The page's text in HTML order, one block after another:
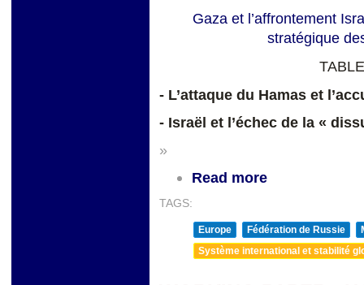
Gaza et l’affrontement
stratégique
- L’attaque du Hamas et
- Israël et l’échec de la «
»
Read more
TAGS:
Europe Fédération de Russie
Système international et stabilité